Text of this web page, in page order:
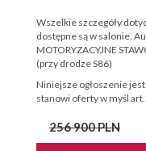
Wszelkie szczegóły
dostępne są w salonie.
MOTORYZACYJNE
(przy drodze S86)
Niniejsze ogłoszenie
stanowi oferty w myśl
256 900 PLN